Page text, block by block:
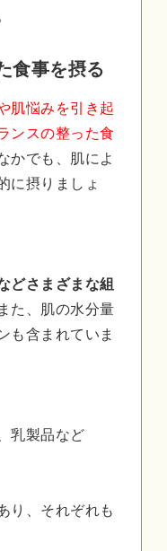
食事を摂る
肌悩みを引き起
ンスの整った食
かでも、肌によ
に摂りましょ
どさまざまな組
た、肌の水分量
も含まれていま
乳製品など
り、それぞれも